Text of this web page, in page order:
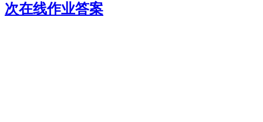
次在线作业答案